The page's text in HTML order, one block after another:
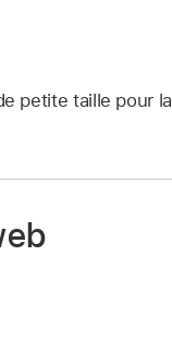
petite taille pour la